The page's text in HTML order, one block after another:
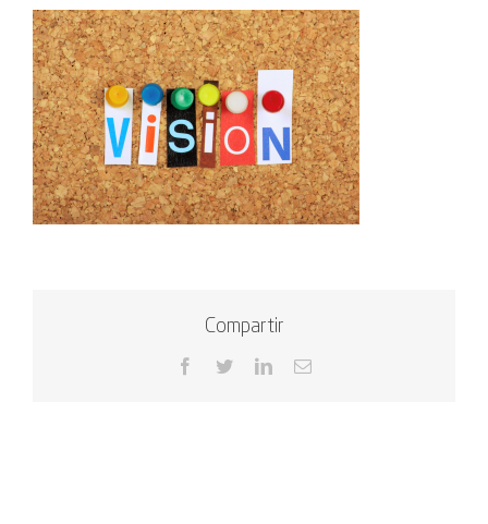
Compartir
Facebook
TwitterLinkedInCorreo